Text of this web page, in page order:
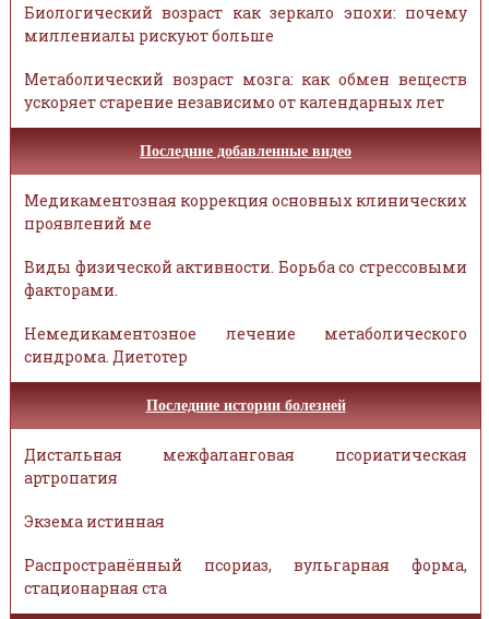
Биологический возраст как зеркало эпохи: почему
миллениалы рискуют больше
Метаболический возраст мозга: как обмен веществ
ускоряет старение независимо от календарных лет
Последние добавленные видео
Медикаментозная коррекция основных клинических
проявлений ме
Виды физической активности. Борьба со стрессовыми
факторами.
Немедикаментозное лечение метаболического
синдрома. Диетотер
Последние истории болезней
Дистальная межфаланговая псориатическая
артропатия
Экзема истинная
Распространённый псориаз, вульгарная форма,
стационарная ста